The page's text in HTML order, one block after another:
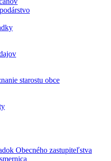
starostu obce
Obecného zastupiteľstva